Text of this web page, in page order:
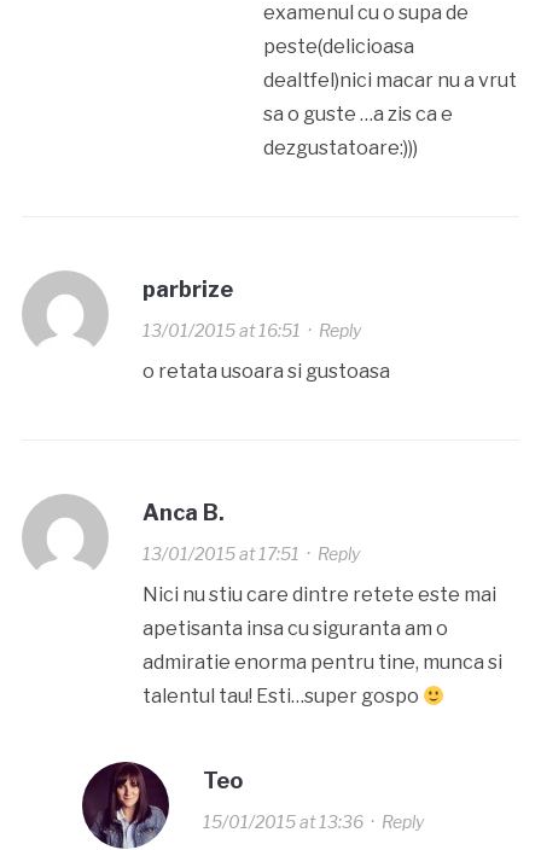
examenul cu o supa de
peste(delicioasa
dealtfel)nici macar nu a vrut
sa o guste …a zis ca e
dezgustatoare:)))
parbrize
13/01/2015 at 16:51 · Reply
o retata usoara si gustoasa
Anca B.
13/01/2015 at 17:51 · Reply
Nici nu stiu care dintre retete este mai
apetisanta insa cu siguranta am o
admiratie enorma pentru tine, munca si
talentul tau! Esti…super gospo
Teo
15/01/2015 at 13:36· Reply